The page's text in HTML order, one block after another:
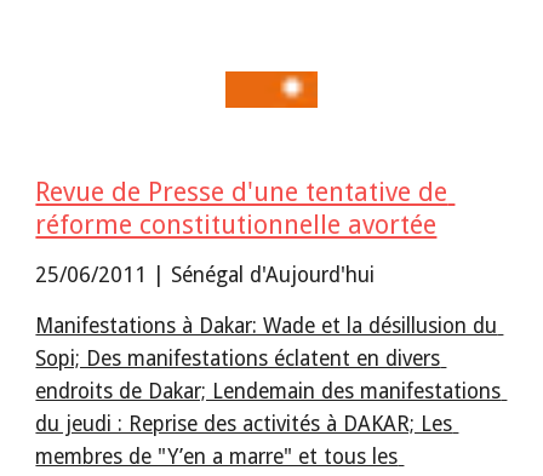
Revue de Presse d'une tentative de
réforme constitutionnelle avortée
25/06/2011 | Sénégal d'Aujourd'hui
Manifestations à Dakar: Wade et la désillusion du
Sopi; Des manifestations éclatent en divers
endroits de Dakar; Lendemain des manifestations
du jeudi : Reprise des activités à DAKAR; Les
membres de "Y’en a marre" et tous les